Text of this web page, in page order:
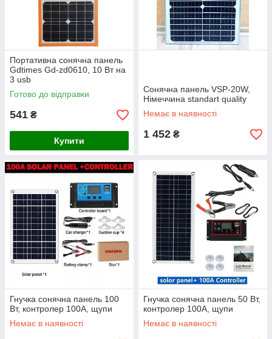
Портативна сонячна панель
Gdtimes Gd-zd0610, 10 Вт на
3 usb
Готово до відправки
541 ₴
Купити
Сонячна панель VSP-20W,
Німеччина standart quality
Немає в наявності
1 452 ₴
Гнучка сонячна панель 100
Вт, контролер 100А, щупи
Немає в наявності
Гнучка сонячна панель 50 Вт,
контролер 100А, щупи
Немає в наявності